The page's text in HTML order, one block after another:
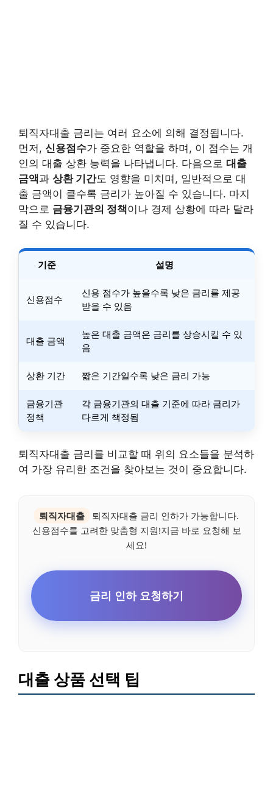
퇴직자대출 금리는 여러 요소에 의해 결정됩니다.
먼저, 신용점수가 중요한 역할을 하며, 이 점수는 개
인의 대출 상환 능력을 나타냅니다. 다음으로 대출
금액과 상환 기간도 영향을 미치며, 일반적으로 대
출 금액이 클수록 금리가 높아질 수 있습니다. 마지
막으로 금융기관의 정책이나 경제 상황에 따라 달라
질 수 있습니다.
기준 설명
신용점수
신용 점수가 높을수록 낮은 금리를 제공
받을 수 있음
대출 금액
높은 대출 금액은 금리를 상승시킬 수 있
음
상환 기간 짧은 기간일수록 낮은 금리 가능
금융기관
정책
각 금융기관의 대출 기준에 따라 금리가
다르게 책정됨
퇴직자대출 금리를 비교할 때 위의 요소들을 분석하
여 가장 유리한 조건을 찾아보는 것이 중요합니다.
퇴직자대출
퇴직자대출 금리 인하가 가능합니다.
신용점수를 고려한 맞춤형 지원!지금 바로 요청해 보
세요!
금리 인하 요청하기
대출 상품 선택 팁